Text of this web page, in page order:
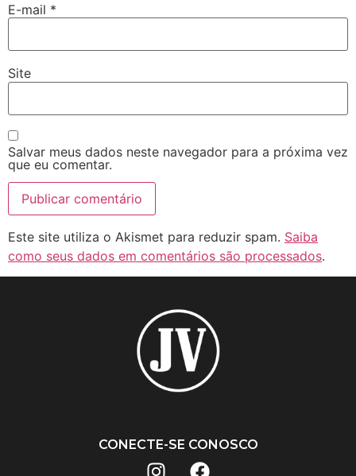
E-mail *
Site
Salvar meus dados neste navegador para a próxima vez
que eu comentar.
Este site utiliza o Akismet para reduzir spam. Saiba
como seus dados em comentários são processados.
CONECTE-SE CONOSCO